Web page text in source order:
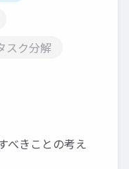
スク分解
べきことの考え